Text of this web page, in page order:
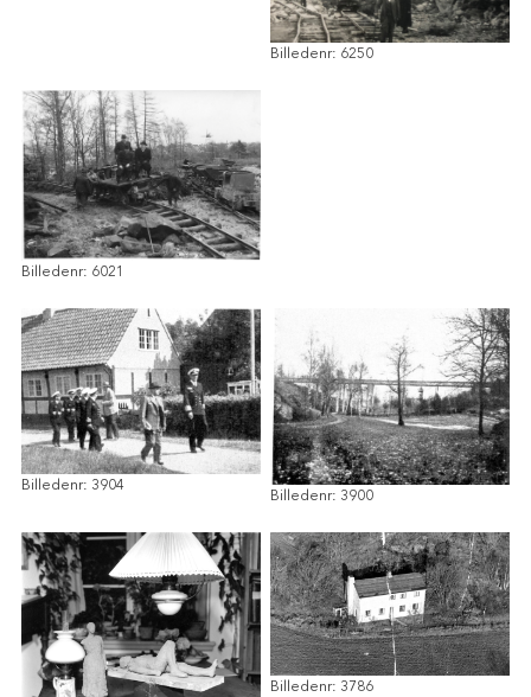
Billedenr: 6250
Billedenr: 6021
Billedenr: 3904
Billedenr: 3900
Billedenr: 3786